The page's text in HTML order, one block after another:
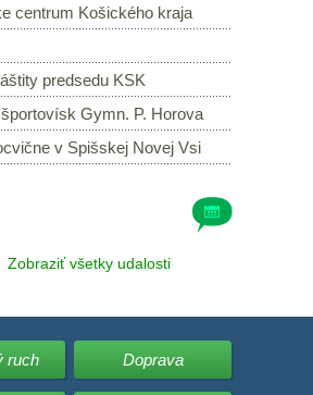
centrum Košického kraja
predsedu KSK
Gymn. P. Horova
v Spišskej Novej Vsi
Zobraziť všetky udalosti
ruch Doprava